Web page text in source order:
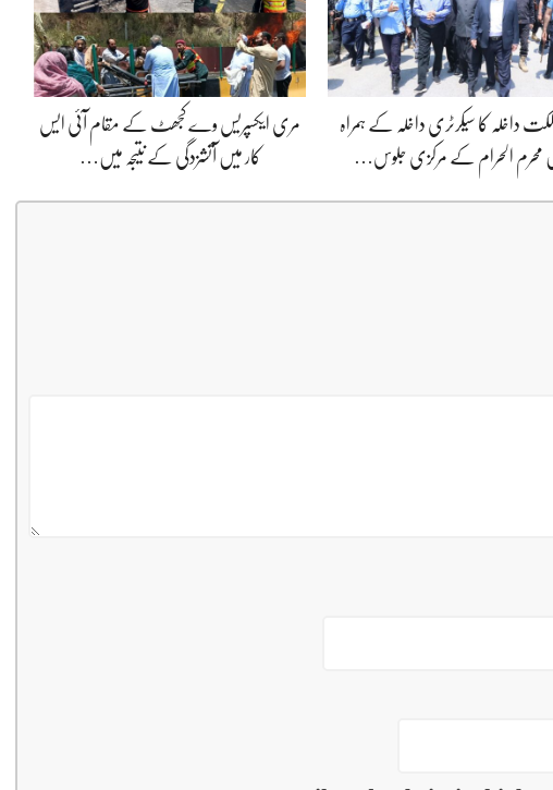
داخلہ کا سیکرٹری داخلہ کے ہمراہ
محرم الحرام کے مرکزی جلوس…
مری ایکسپریس وے کجھٹ کے مقام آئی ایس
کار میں آتشزدگی کے نتیجہ میں…